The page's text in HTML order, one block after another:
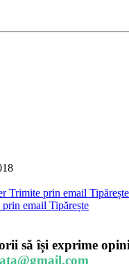
Trimite prin email Tipărește
prin email Tipărește
să își exprime